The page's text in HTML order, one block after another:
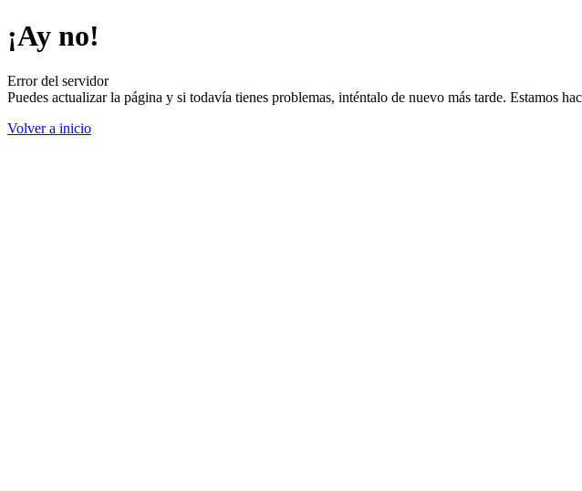
¡Ay no!
Error del servidor
Puedes actualizar la página y si todavía tienes problemas, inténtalo de nuevo más tarde. Estamos
Volver a inicio